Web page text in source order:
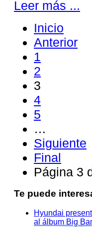
Leer más ...
Inicio
Anterior
1
2
3
4
5
…
Siguiente
Final
Página 3
Te puede
Hyundai
al álbum Big